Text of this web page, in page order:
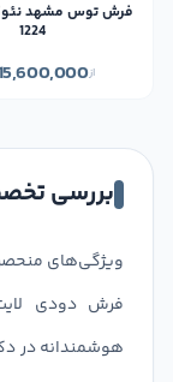
فرش توس مشهد
1224
از
بررسی
ویژگی‌های
فرش دودی
هوشمندانه در